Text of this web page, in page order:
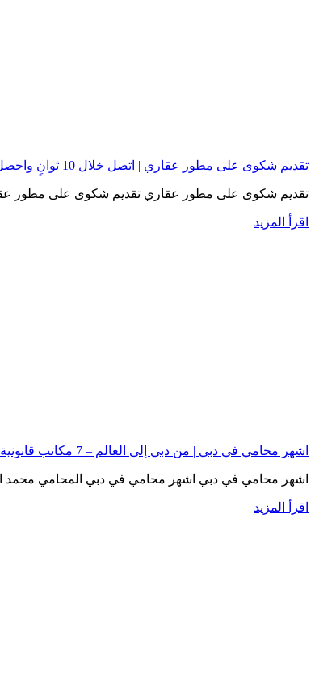
تقديم شكوى على مطور عقاري | اتصل خلال 10 ثوانٍ واحصل على دعم قانوني مباشر
تقديم شكوى على مطور عقاري تقديم شكوى على مطور
اقرأ المزيد
اشهر محامي في دبي | من دبي إلى العالم – 7 مكاتب قانونية حولك دائمًا
اشهر محامي في دبي اشهر محامي في دبي المحامي
اقرأ المزيد